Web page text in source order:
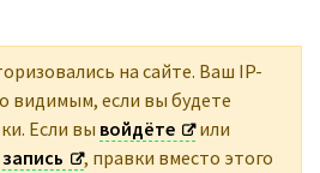
на сайте. Ваш IP-
видимым, если вы будете
Если вы войдёте
или
, правки вместо этого